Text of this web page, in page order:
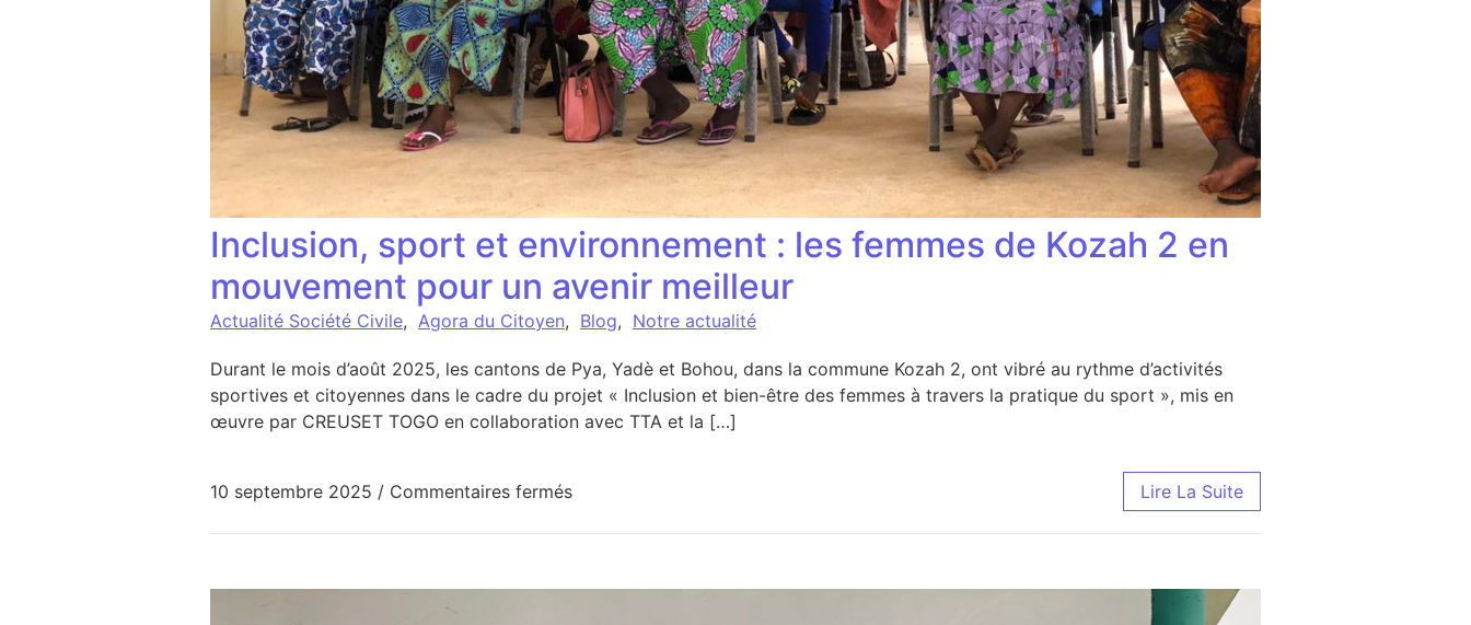
Inclusion, sport et environnement : les femmes de Kozah 2 en
mouvement pour un avenir meilleur
Actualité Société Civile, Agora du Citoyen, Blog, Notre actualité
Durant le mois d’août 2025, les cantons de Pya, Yadè et Bohou, dans la commune Kozah 2, ont vibré au rythme d’activités
sportives et citoyennes dans le cadre du projet « Inclusion et bien-être des femmes à travers la pratique du sport », mis en
œuvre par CREUSET TOGO en collaboration avec TTA et la […]
10 septembre 2025 / Commentaires ferméssur Inclusion, sport et environnement : les femmes de Kozah 2 en mouvement pour un avenir meilleur
Lire La Suite